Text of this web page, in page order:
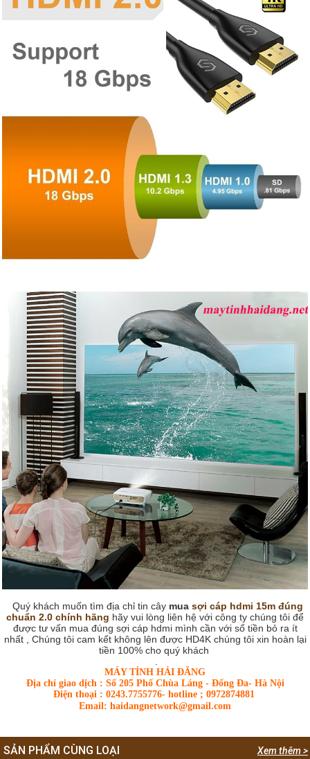
Quý khách muốn tìm địa chỉ tin cây mua sợi cáp hdmi 15m đúng
chuẩn 2.0 chính hãng hãy vui lòng liên hệ với công ty chúng tôi để
được tư vấn mua đúng sợi cáp hdmi mình cần với số tiền bỏ ra ít
nhất , Chúng tôi cam kết không lên được HD4K chúng tôi xin hoàn lại
tiền 100% cho quý khách
MÁY TÍNH HẢI ĐĂNG
Địa chỉ giao dịch : Số 205 Phố Chùa Láng - Đống Đa- Hà Nội
Điện thoại : 0243.7755776- hotline ; 0972874881
Email: haidangnetwork@gmail.com
Xem thêm >
SẢN PHẨM CÙNG LOẠI